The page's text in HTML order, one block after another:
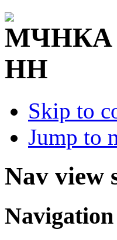
Skip to
Jump to
Nav view
Navigation